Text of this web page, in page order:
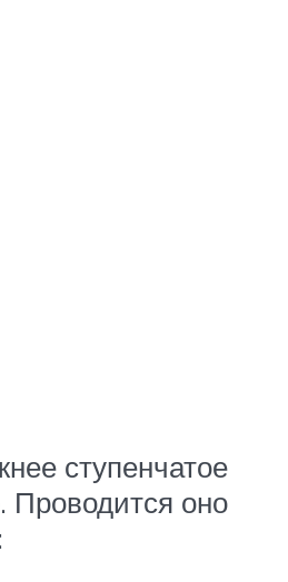
ступенчатое
оно